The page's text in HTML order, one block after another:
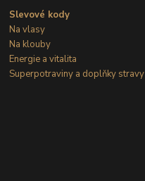
Slevové kody
Na vlasy
Na klouby
Energie a vitalita
Superpotraviny a doplňky stravy